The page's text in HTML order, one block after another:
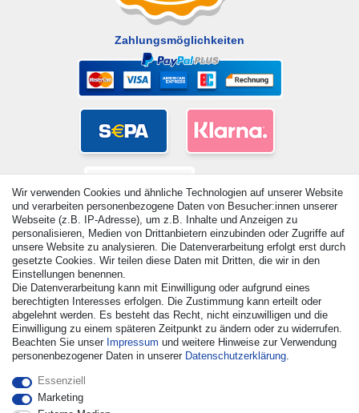
Zahlungsmöglichkeiten
© Copyright 2026 | Alle Rechte vorbehalten. - Alle Rechte
vorbehalten. Preisangaben inkl. gesetzl. 19% MwSt. |
Grundpreise siehe Artikeldetail | *Gilt für Lieferungen nach
Deutschland!
Vertrag widerrufen Kontakt
Wir verwenden Cookies und ähnliche Technologien auf unserer Website
und verarbeiten personenbezogene Daten von Besucher:innen unserer
Webseite (z.B. IP-Adresse), um z.B. Inhalte und Anzeigen zu
personalisieren, Medien von Drittanbietern einzubinden oder Zugriffe auf
unsere Website zu analysieren. Die Datenverarbeitung erfolgt erst durch
gesetzte Cookies. Wir teilen diese Daten mit Dritten, die wir in den
Einstellungen benennen.
Die Datenverarbeitung kann mit Einwilligung oder aufgrund eines
berechtigten Interesses erfolgen. Die Zustimmung kann erteilt oder
abgelehnt werden. Es besteht das Recht, nicht einzuwilligen und die
Einwilligung zu einem späteren Zeitpunkt zu ändern oder zu widerrufen.
Beachten Sie unser Impressum und weitere Hinweise zur Verwendung
personenbezogener Daten in unserer Daten­schutz­erklärung.
Essenziell
Marketing